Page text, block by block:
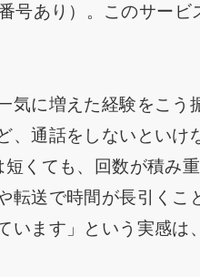
号あり）。このサービ
気に増えた経験をこう
通話をしないといけ
くても、回数が積み
転送で時間が長引く
います」という実感は